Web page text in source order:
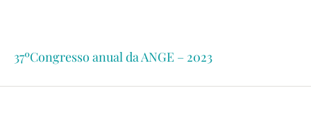
37ºCongresso anual da ANGE – 2023